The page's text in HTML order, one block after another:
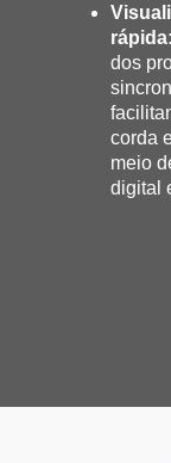
rápida:
dos
corda
meio
digital